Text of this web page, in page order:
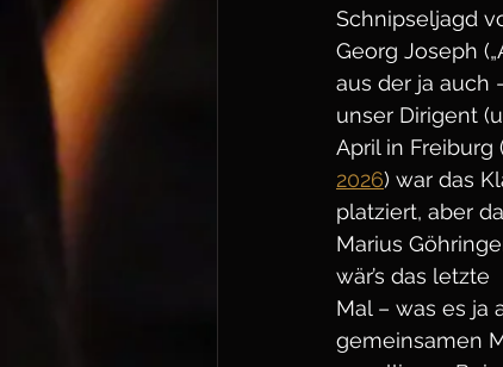
Schnipseljagd
Georg Joseph
aus der ja auch
unser Dirigent
April in Freiburg
2026) war das
platziert, aber
Marius
wär’s das letzte
Mal – was es ja
gemeinsamen